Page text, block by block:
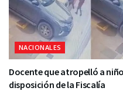
NACIONALES
Docente que atropelló a
disposición de la Fiscalía